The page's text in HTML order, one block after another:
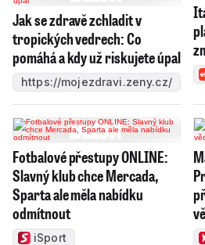
Jak se zdravě zchladit v
tropických vedrech: Co
pomáhá a kdy už riskujete úpal
https://mojezdravi.zeny.cz/
Fotbalové přestupy ONLINE:
Slavný klub chce Mercada,
Sparta ale měla nabídku
odmítnout
iSport